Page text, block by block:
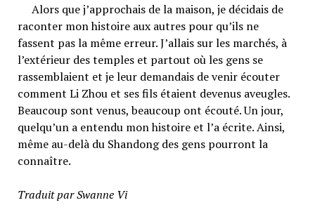
Alors que j’approchais de la maison, je décidais de
raconter mon histoire aux autres pour qu’ils ne
fassent pas la même erreur. J’allais sur les marchés, à
l’extérieur des temples et partout où les gens se
rassemblaient et je leur demandais de venir écouter
comment Li Zhou et ses fils étaient devenus aveugles.
Beaucoup sont venus, beaucoup ont écouté. Un jour,
quelqu’un a entendu mon histoire et l’a écrite. Ainsi,
même au-delà du Shandong des gens pourront la
connaître.
Traduit par Swanne Vi